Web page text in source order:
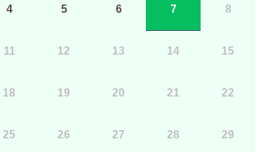
4 5 6 7 8
11 12 13 14 15
18 19 20 21 22
25 26 27 28 29